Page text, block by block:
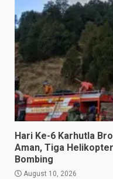
Hari Ke-6 Karhutla
Aman, Tiga
Bombing
August 10, 2026